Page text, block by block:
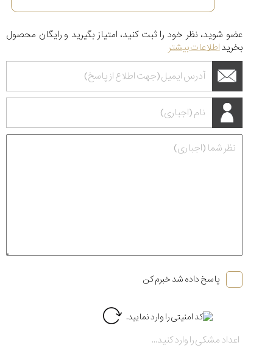
عضو شوید، نظر خود را ثبت کنید، امتیاز بگیرید و رایگان محصول
بخریداطلاعات بیشتر
پاسخ داده شد خبرم کن